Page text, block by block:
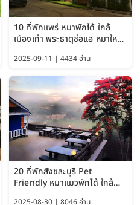
10 ที่พักแพร่ หมาพักได้ ใกล้
เมืองเก่า พระธาตุช่อแฮ หมาใหญ่
2025-09-11 | 4434 อ่าน
20 ที่พักสังขละบุรี Pet
Friendly หมาแมวพักได้ ใกล้
2025-08-30 | 8046 อ่าน